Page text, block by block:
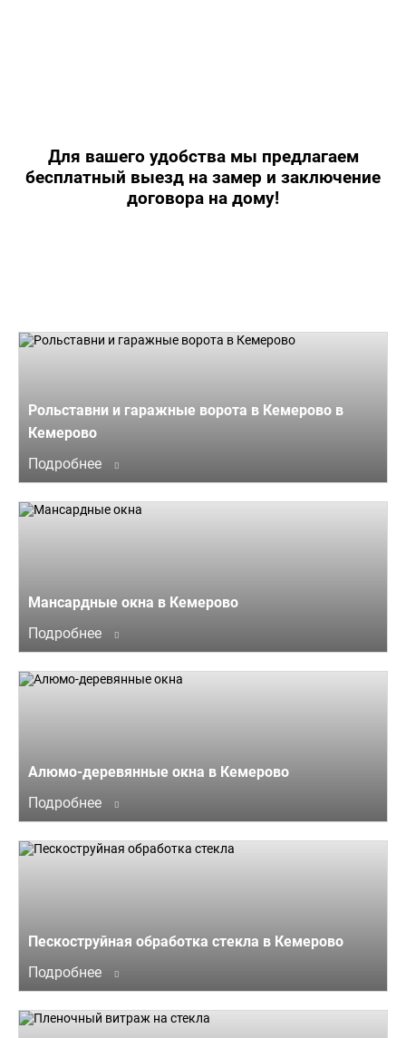
Для вашего удобства мы предлагаем
бесплатный выезд на замер и заключение
договора на дому!
Рольставни и гаражные ворота в Кемерово в
Кемерово
Подробнее
Мансардные окна в Кемерово
Подробнее
Алюмо-деревянные окна в Кемерово
Подробнее
Пескоструйная обработка стекла в Кемерово
Подробнее